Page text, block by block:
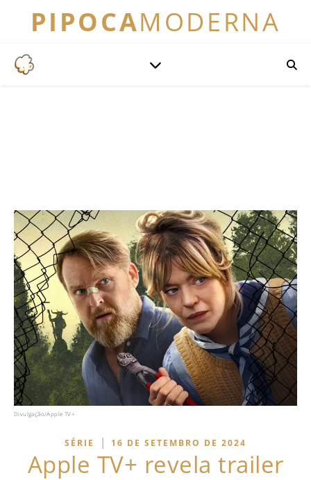
PIPOCAMODERNA
Divulgação/Apple TV+
SÉRIE | 16 DE SETEMBRO DE 2024
Apple TV+ revela trailer